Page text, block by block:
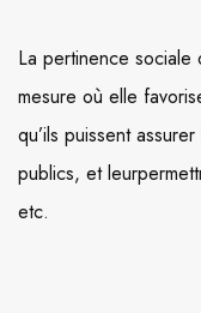
La pertinence
mesure où elle
qu’ils puissent
publics, et
etc.